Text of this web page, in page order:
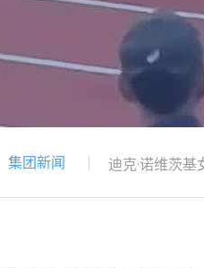
集团新闻 迪克·诺维茨